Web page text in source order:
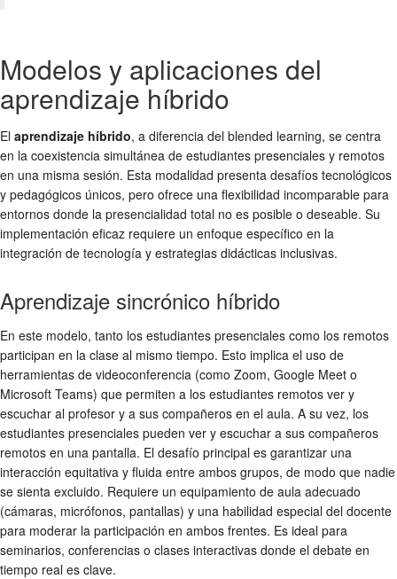
Modelos y aplicaciones del
aprendizaje híbrido
El aprendizaje híbrido, a diferencia del blended learning, se centra
en la coexistencia simultánea de estudiantes presenciales y remotos
en una misma sesión. Esta modalidad presenta desafíos tecnológicos
y pedagógicos únicos, pero ofrece una flexibilidad incomparable para
entornos donde la presencialidad total no es posible o deseable. Su
implementación eficaz requiere un enfoque específico en la
integración de tecnología y estrategias didácticas inclusivas.
Aprendizaje sincrónico híbrido
En este modelo, tanto los estudiantes presenciales como los remotos
participan en la clase al mismo tiempo. Esto implica el uso de
herramientas de videoconferencia (como Zoom, Google Meet o
Microsoft Teams) que permiten a los estudiantes remotos ver y
escuchar al profesor y a sus compañeros en el aula. A su vez, los
estudiantes presenciales pueden ver y escuchar a sus compañeros
remotos en una pantalla. El desafío principal es garantizar una
interacción equitativa y fluida entre ambos grupos, de modo que nadie
se sienta excluido. Requiere un equipamiento de aula adecuado
(cámaras, micrófonos, pantallas) y una habilidad especial del docente
para moderar la participación en ambos frentes. Es ideal para
seminarios, conferencias o clases interactivas donde el debate en
tiempo real es clave.